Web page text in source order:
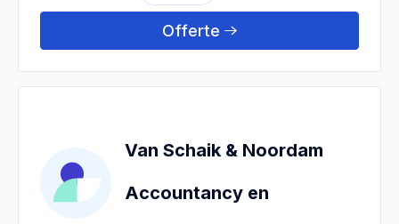
Offerte
Van Schaik & Noordam
Accountancy en